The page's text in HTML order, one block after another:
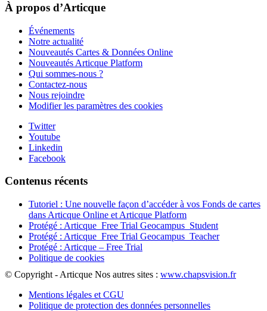
À propos d’Articque
Événements
Notre actualité
Nouveautés Cartes & Données Online
Nouveautés Articque Platform
Qui sommes-nous ?
Contactez-nous
Nous rejoindre
Modifier les paramètres des cookies
Twitter
Youtube
Linkedin
Facebook
Contenus récents
Tutoriel : Une nouvelle façon d’accéder à vos Fonds de cartes
dans Articque Online et Articque Platform
Protégé : Articque_Free Trial Geocampus_Student
Protégé : Articque_Free Trial Geocampus_Teacher
Protégé : Articque – Free Trial
Politique de cookies
© Copyright - Articque Nos autres sites : www.chapsvision.fr
Mentions légales et CGU
Politique de protection des données personnelles